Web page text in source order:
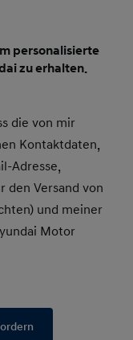
personalisierte
zu erhalten.
die von mir
Kontaktdaten,
Adresse,
den Versand von
und meiner
Motor